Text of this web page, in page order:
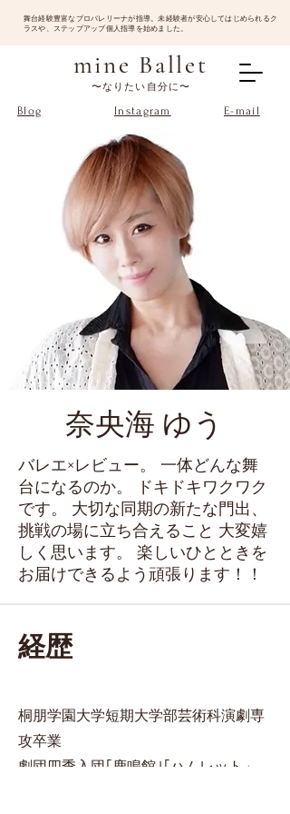
​舞台経験豊富なプロバレリーナが指導。未経験者が安心してはじめられるク
ラスや、ステップアップ個人指導を始めました。
Blog
mine Ballet
〜なりたい自分に〜
Instagram E-mail
奈央海 ゆう
バレエ×レビュー。 一体どんな舞
台になるのか。 ドキドキワクワク
です。 大切な同期の新たな門出、
挑戦の場に立ち合えること 大変嬉
しく思います。 楽しいひとときを
お届けできるよう頑張ります！！
経歴
桐朋学園大学短期大学部芸術科演劇専
攻卒業
劇団四季入団｢鹿鳴館｣｢ハムレット」